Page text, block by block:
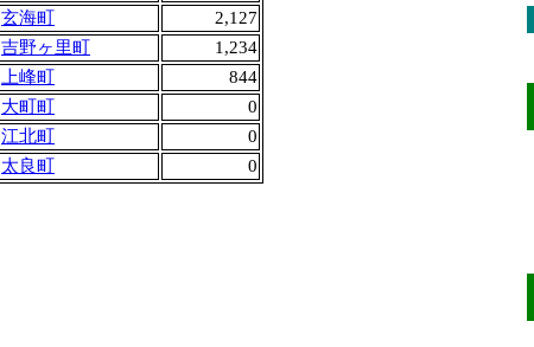
玄海町
2,127
吉野ヶ里町
1,234
上峰町
844
大町町
0
江北町
0
太良町 0